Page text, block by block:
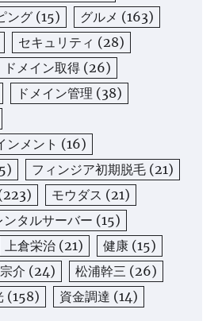
ング (15) グルメ (163)
セキュリティ (28)
ドメイン取得 (26)
ドメイン管理 (38)
ンメント (16)
フィンジア初期脱毛 (21)
モウダス (21)
ンタルサーバー (15)
上倉栄治 (21) 健康 (15)
介 (24) 松浦幹三 (26)
(158) 資金調達 (14)